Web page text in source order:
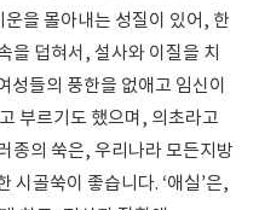
을 몰아내는 성질이 있어, 한
을 덥혀서, 설사와 이질을 치
들의 풍한을 없애고 임신이
부르기도 했으며, 의초라고
종의 쑥은, 우리나라 모든지방
시골쑥이 좋습니다. ‘애실’은,